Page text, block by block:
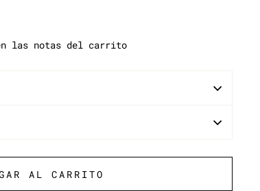
las notas del carrito
AL CARRITO